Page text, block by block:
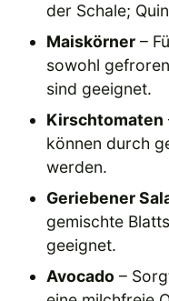
der Schale;
Maiskörner –
sowohl
sind geeignet.
Kirschtomaten
können durch
werden.
Geriebener
gemischte
geeignet.
Avocado –